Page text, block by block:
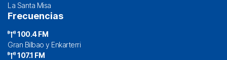
La Santa Misa
Frecuencias
100.4 FM
Gran Bilbao y Enkarterri
107.1 FM